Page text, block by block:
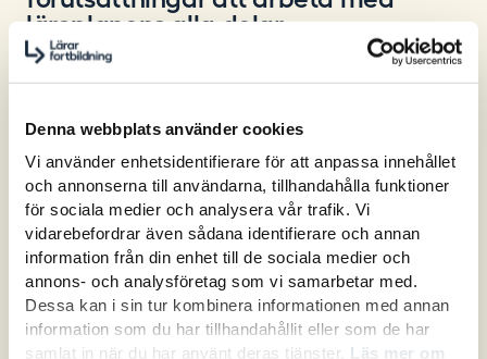
Denna webbplats använder cookies
Vi använder enhetsidentifierare för att anpassa innehållet
och annonserna till användarna, tillhandahålla funktioner
för sociala medier och analysera vår trafik. Vi
vidarebefordrar även sådana identifierare och annan
information från din enhet till de sociala medier och
annons- och analysföretag som vi samarbetar med.
Dessa kan i sin tur kombinera informationen med annan
information som du har tillhandahållit eller som de har
samlat in när du har använt deras tjänster. Läs mer om
läroplanens alla delar
När vi har fokus på att utveckla
tänker många av oss med automatik att vi är
inomhus. Utomhus tenderar att bli platsen
som erbjuder fri lek och pedagoger som låter
barnen vara ifred. Det behöver så klart inte
vara fel, men risken är att vi missar
spännande undervisningssituationer. Och
därmed vårt uppdrag!